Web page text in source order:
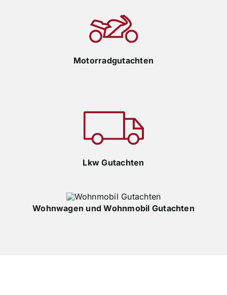
Motorradgutachten
Lkw Gutachten
Wohnwagen und Wohnmobil Gutachten